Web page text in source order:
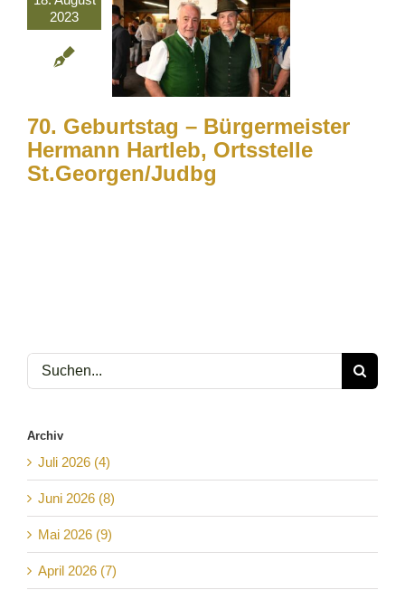
2023
70. Geburtstag – Bürgermeister
Hermann Hartleb, Ortsstelle
St.Georgen/Judbg
Suche
nach:
Archiv
Juli 2026 (4)
Juni 2026 (8)
Mai 2026 (9)
April 2026 (7)